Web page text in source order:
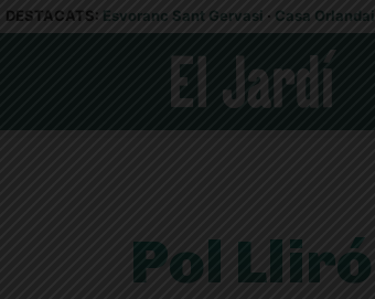
DESTACATS: Esvoranc Sant Gervasi · Casa Orlandai
Pol Lliró